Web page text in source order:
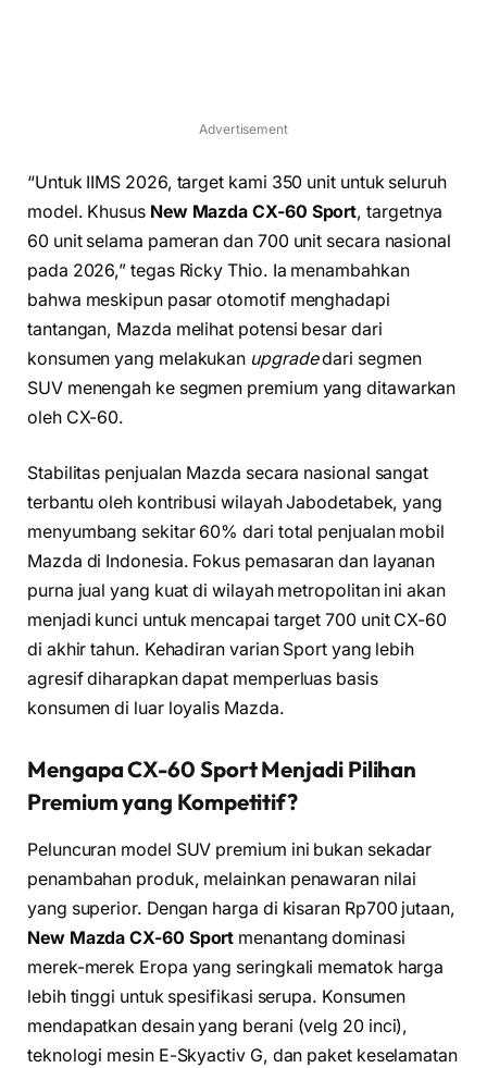
Advertisement
“Untuk IIMS 2026, target kami 350 unit untuk seluruh
model. Khusus New Mazda CX-60 Sport, targetnya
60 unit selama pameran dan 700 unit secara nasional
pada 2026,” tegas Ricky Thio. Ia menambahkan
bahwa meskipun pasar otomotif menghadapi
tantangan, Mazda melihat potensi besar dari
konsumen yang melakukan upgradedari segmen
SUV menengah ke segmen premium yang ditawarkan
oleh CX-60.
Stabilitas penjualan Mazda secara nasional sangat
terbantu oleh kontribusi wilayah Jabodetabek, yang
menyumbang sekitar 60% dari total penjualan mobil
Mazda di Indonesia. Fokus pemasaran dan layanan
purna jual yang kuat di wilayah metropolitan ini akan
menjadi kunci untuk mencapai target 700 unit CX-60
di akhir tahun. Kehadiran varian Sport yang lebih
agresif diharapkan dapat memperluas basis
konsumen di luar loyalis Mazda.
Mengapa CX-60 Sport Menjadi Pilihan
Premium yang Kompetitif?
Peluncuran model SUV premium ini bukan sekadar
penambahan produk, melainkan penawaran nilai
yang superior. Dengan harga di kisaran Rp700 jutaan,
New Mazda CX-60 Sport menantang dominasi
merek-merek Eropa yang seringkali mematok harga
lebih tinggi untuk spesifikasi serupa. Konsumen
mendapatkan desain yang berani (velg 20 inci),
teknologi mesin E-Skyactiv G, dan paket keselamatan